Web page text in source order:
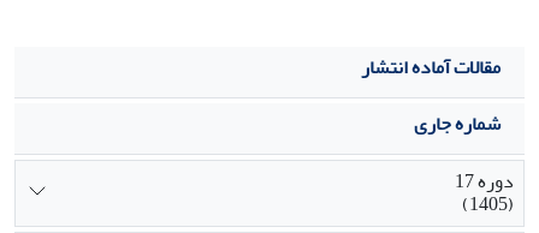
مقالات آماده انتشار
شماره جاری
دوره 17
(1405)